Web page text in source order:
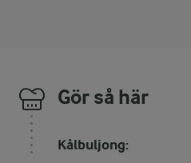
Gör så här
Kålbuljong: